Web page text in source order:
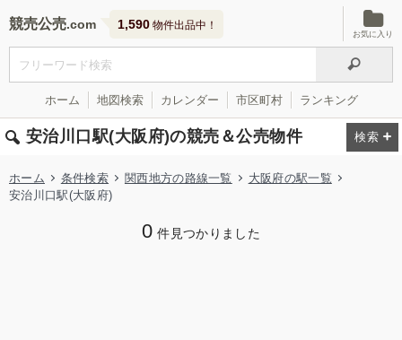
競売公売 1,590 物件出品中！
お気に入り
ホーム 地図検索 カレンダー 市区町村 ランキング
安治川口駅(大阪府)の競売＆公売物件
ホーム 条件検索 関西地方の路線一覧
大阪府の駅一覧
安治川口駅(大阪府)
0 件見つかりました